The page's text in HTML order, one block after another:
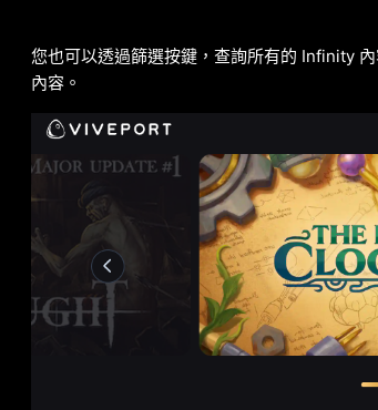
您也可以透過篩選按鍵，查詢所有的 Infinity
內容。